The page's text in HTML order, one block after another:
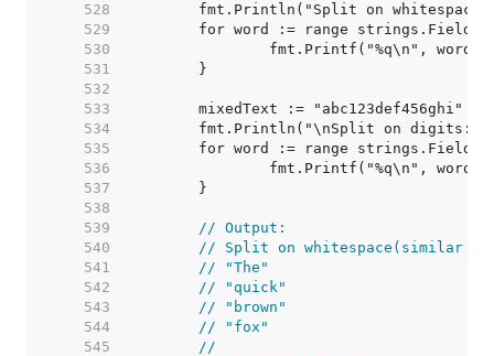
   528
   529
   530
   531
   532
   533
   534
   535
   536
   537
   538
   539
// Output:
   540
// Split on whitespace(similar to
   541
// "The"
   542
// "quick"
   543
// "brown"
   544
// "fox"
   545
//